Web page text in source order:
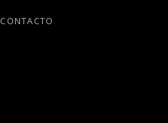
CONTACTO